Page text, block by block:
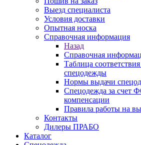
Выезд специалиста
Условия доставки
Опытная носка
Справочная информация
Назад
Справочная
Таблица
спецодежды
Нормы выдачи
Спецодежда за счет
компенсации
Правила работы на
Контакты
Дилеры ПРАБО
Каталог